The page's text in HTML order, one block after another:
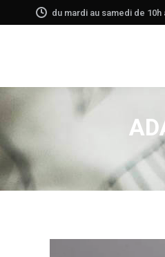
du mardi au samedi de 10h